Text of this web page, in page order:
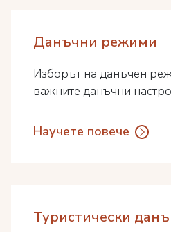
Данъчни режими
Изборът на данъчен
важните данъчни
Научете повече
Туристически